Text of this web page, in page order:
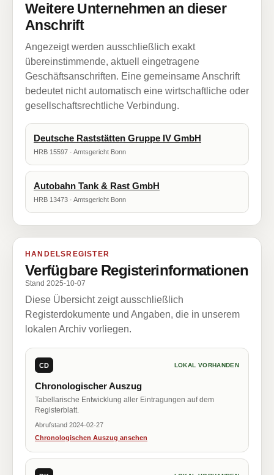
Weitere Unternehmen an dieser
Anschrift
Angezeigt werden ausschließlich exakt
übereinstimmende, aktuell eingetragene
Geschäftsanschriften. Eine gemeinsame Anschrift
bedeutet nicht automatisch eine wirtschaftliche oder
gesellschaftsrechtliche Verbindung.
Deutsche Raststätten Gruppe IV GmbH
HRB 15597 · Amtsgericht Bonn
Autobahn Tank & Rast GmbH
HRB 13473 · Amtsgericht Bonn
HANDELSREGISTER
Verfügbare Registerinformationen
Stand 2025-10-07
Diese Übersicht zeigt ausschließlich
Registerdokumente und Angaben, die in unserem
lokalen Archiv vorliegen.
CD LOKAL VORHANDEN
Chronologischer Auszug
Tabellarische Entwicklung aller Eintragungen auf dem
Registerblatt.
Abrufstand 2024-02-27
Chronologischen Auszug ansehen